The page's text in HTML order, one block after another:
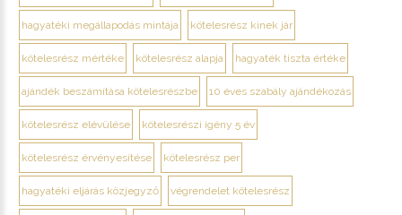
hagyatéki megállapodás mintája kötelesrész kinek jár
kötelesrész mértéke kötelesrész alapja hagyaték tiszta értéke
ajándék beszámítása kötelesrészbe 10 éves szabály ajándékozás
kötelesrész elévülése kötelesrészi igény 5 év
kötelesrész érvényesítése kötelesrész per
hagyatéki eljárás közjegyző végrendelet kötelesrész